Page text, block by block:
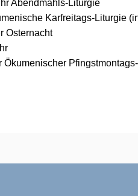
Abendmahls-Liturgie
Karfreitags-Liturgie (
Osternacht
Ökumenischer